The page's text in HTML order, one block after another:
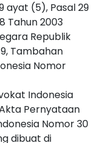
ayat (5), Pasal 29
Tahun 2003
Republik
Tambahan
Nomor
Indonesia
Pernyataan
Nomor 30
dibuat di